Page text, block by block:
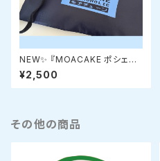
NEW✨ 『MOACAKE ポシェット
斜め掛けバッグポーチ』
¥2,500
その他の商品